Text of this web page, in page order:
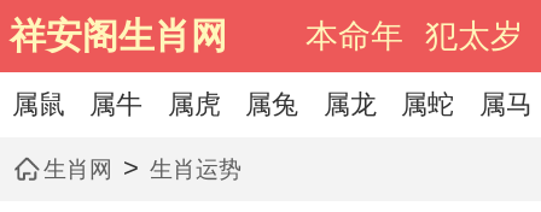
祥安阁生肖网 本命年 犯太岁
属鼠 属牛 属虎 属兔 属龙 属蛇 属马
生肖网 > 生肖运势